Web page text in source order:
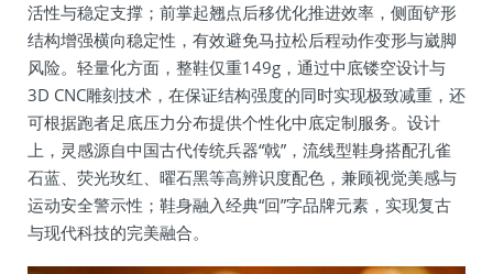
活性与稳定支撑；前掌起翘点后移优化推进效率，侧面铲形
结构增强横向稳定性，有效避免马拉松后程动作变形与崴脚
风险。轻量化方面，整鞋仅重149g，通过中底镂空设计与
3D CNC雕刻技术，在保证结构强度的同时实现极致减重，还
可根据跑者足底压力分布提供个性化中底定制服务。设计
上，灵感源自中国古代传统兵器“戟”，流线型鞋身搭配孔雀
石蓝、荧光玫红、曜石黑等高辨识度配色，兼顾视觉美感与
运动安全警示性；鞋身融入经典“回”字品牌元素，实现复古
与现代科技的完美融合。